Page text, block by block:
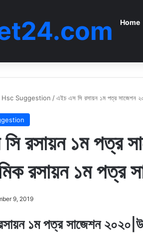
Home
Hsc Suggestion /এইচ এস সি রসায়ন ১ম পত্র সাজেশন
রসায়ন ১ম পত্র
রসায়ন ১ম পত্র
9, 2019
১ম পত্র সাজেশন